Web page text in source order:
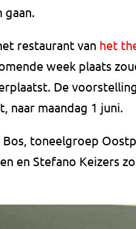
gaan.
restaurant van het
week plaats
De
naar maandag 1 juni.
toneelgroep
en Stefano Keizers